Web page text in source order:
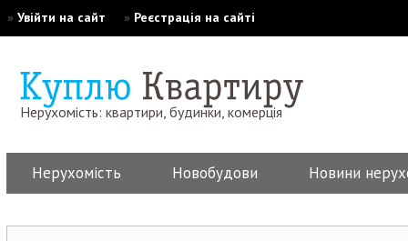
» Увійти на сайт » Реєстрація на сайті
Нерухомість: квартири, будинки, комерція
Нерухомість Новобудови Новини